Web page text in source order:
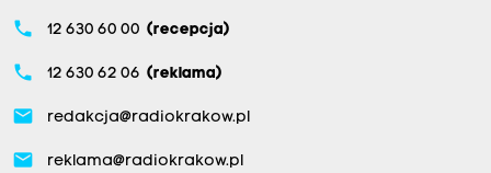
phone 12 630 60 00 (recepcja)
phone 12 630 62 06 (reklama)
email redakcja@radiokrakow.pl
email reklama@radiokrakow.pl